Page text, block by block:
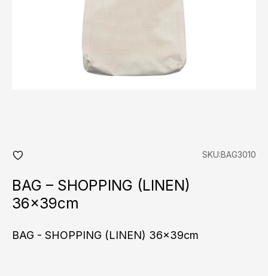
fav
SKU:BAG3010
BAG – SHOPPING (LINEN)
36x39cm
BAG - SHOPPING (LINEN) 36x39cm